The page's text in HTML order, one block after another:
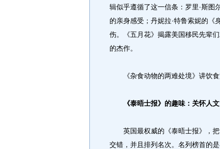
辑似乎遵循了这一信条：罗里·斯图
的亲身感受；丹妮拉·特鲁索妮的《
伤。《五月花》揭露美国移民先辈
的杰作。
《杂食动物的两难处境》讲饮食
《泰晤士报》的趣味：关怀人文
英国最权威的《泰晤士报》，把
交错，并且排列名次。名列榜首的